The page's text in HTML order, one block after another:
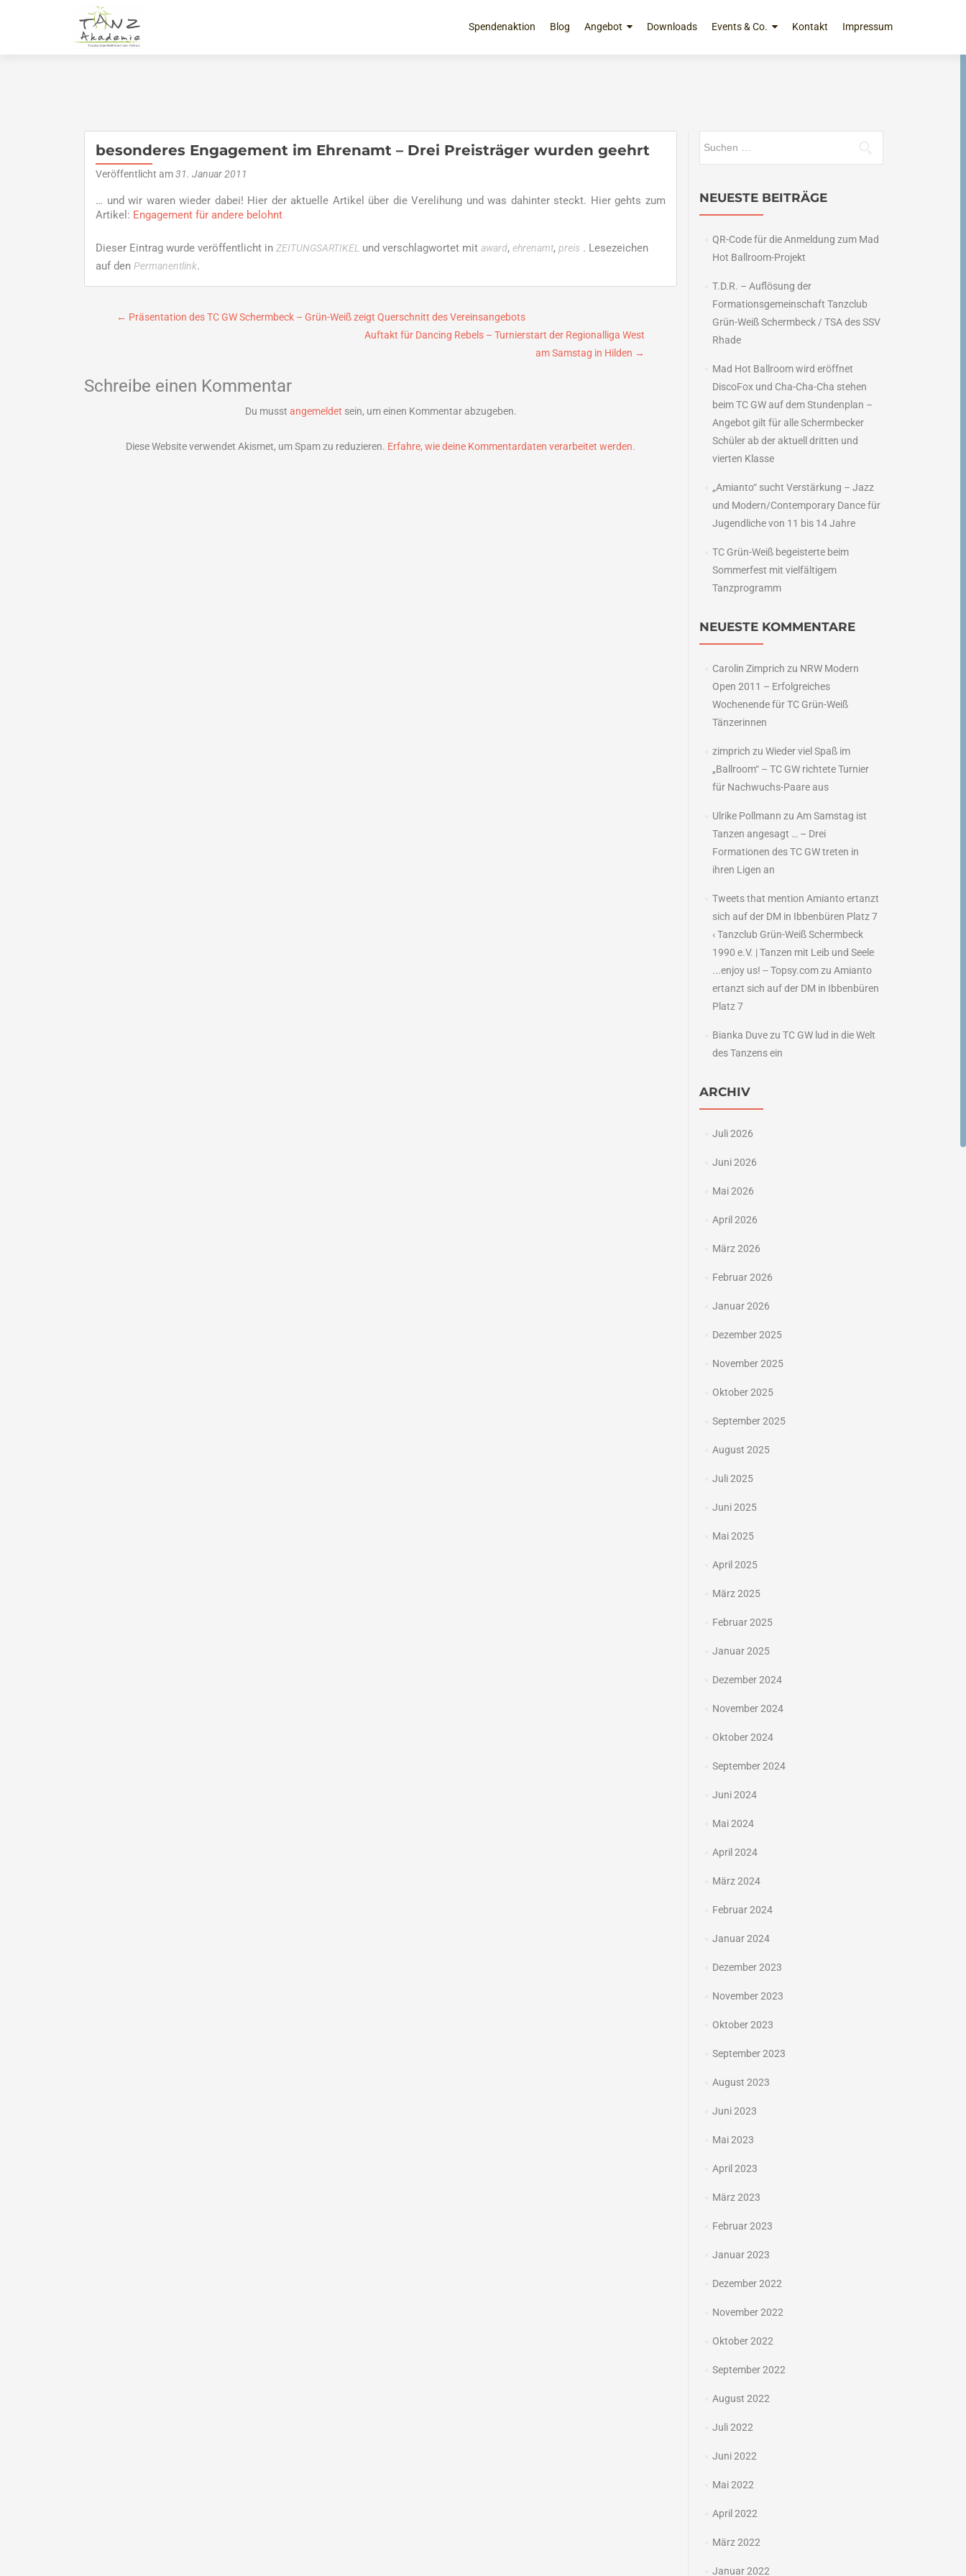
Inhalt
Spendenaktion Blog Angebot Downloads Events & Co. Kontakt Impressum
besonderes Engagement im Ehrenamt – Drei Preisträger wurden geehrt
Veröffentlicht am31. Januar 2011
… und wir waren wieder dabei! Hier der aktuelle Artikel über die Verelihung und was dahinter steckt. Hier gehts zum
Artikel: Engagement für andere belohnt
Dieser Eintrag wurde veröffentlicht in ZEITUNGSARTIKEL und verschlagwortet mit award, ehrenamt, preis . Lesezeichen
auf den Permanentlink.
Beitragsnavigation
← Präsentation des TC GW Schermbeck – Grün-Weiß zeigt Querschnitt des Vereinsangebots
Auftakt für Dancing Rebels – Turnierstart der Regionalliga West
am Samstag in Hilden →
Schreibe einen Kommentar
Du musst angemeldet sein, um einen Kommentar abzugeben.
Diese Website verwendet Akismet, um Spam zu reduzieren. Erfahre, wie deine Kommentardaten verarbeitet werden.
NEUESTE BEITRÄGE
QR-Code für die Anmeldung zum Mad
Hot Ballroom-Projekt
T.D.R. – Auflösung der
Formationsgemeinschaft Tanzclub
Grün-Weiß Schermbeck / TSA des SSV
Rhade
Mad Hot Ballroom wird eröffnet
DiscoFox und Cha-Cha-Cha stehen
beim TC GW auf dem Stundenplan –
Angebot gilt für alle Schermbecker
Schüler ab der aktuell dritten und
vierten Klasse
„Amianto“ sucht Verstärkung – Jazz
und Modern/Contemporary Dance für
Jugendliche von 11 bis 14 Jahre
TC Grün-Weiß begeisterte beim
Sommerfest mit vielfältigem
Tanzprogramm
NEUESTE KOMMENTARE
Carolin Zimprich zu NRW Modern
Open 2011 – Erfolgreiches
Wochenende für TC Grün-Weiß
Tänzerinnen
zimprich zu Wieder viel Spaß im
„Ballroom“ – TC GW richtete Turnier
für Nachwuchs-Paare aus
Ulrike Pollmann zu Am Samstag ist
Tanzen angesagt … – Drei
Formationen des TC GW treten in
ihren Ligen an
Tweets that mention Amianto ertanzt
sich auf der DM in Ibbenbüren Platz 7
‹ Tanzclub Grün-Weiß Schermbeck
1990 e.V. | Tanzen mit Leib und Seele
...enjoy us! -- Topsy.comzu Amianto
ertanzt sich auf der DM in Ibbenbüren
Platz 7
Bianka Duvezu TC GW lud in die Welt
des Tanzens ein
ARCHIV
Juli 2026
Juni 2026
Mai 2026
April 2026
März 2026
Februar 2026
Januar 2026
Dezember 2025
November 2025
Oktober 2025
September 2025
August 2025
Juli 2025
Juni 2025
Mai 2025
April 2025
März 2025
Februar 2025
Januar 2025
Dezember 2024
November 2024
Oktober 2024
September 2024
Juni 2024
Mai 2024
April 2024
März 2024
Februar 2024
Januar 2024
Dezember 2023
November 2023
Oktober 2023
September 2023
August 2023
Juni 2023
Mai 2023
April 2023
März 2023
Februar 2023
Januar 2023
Dezember 2022
November 2022
Oktober 2022
September 2022
August 2022
Juli 2022
Juni 2022
Mai 2022
April 2022
März 2022
Januar 2022